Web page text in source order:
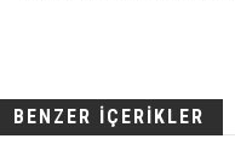
BENZER İÇERİKLER